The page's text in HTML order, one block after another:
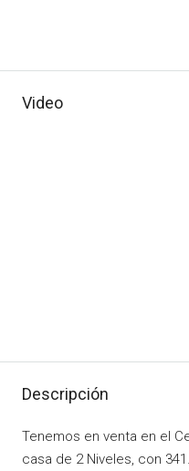
Video
Descripción
Tenemos en venta en el
casa de 2 Niveles, con